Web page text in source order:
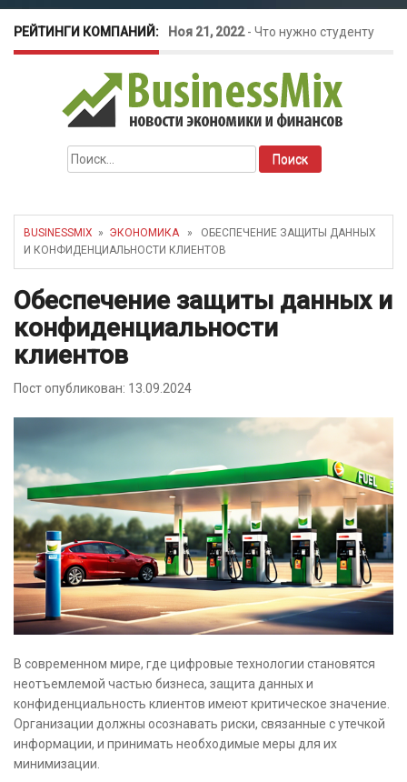
РЕЙТИНГИ КОМПАНИЙ: Ноя 21, 2022- Что нужно студенту
для открытия бизнеса?
Окт 26, 2022-Телефония для
amoCRM: лучшие инструменты для
бизнеса
как защитить свой бизнес?
Найти:
BUSINESSMIX » ЭКОНОМИКА» ОБЕСПЕЧЕНИЕ ЗАЩИТЫ ДАННЫХ
И КОНФИДЕНЦИАЛЬНОСТИ КЛИЕНТОВ
Обеспечение защиты данных и
конфиденциальности
клиентов
Пост опубликован: 13.09.2024
В современном мире, где цифровые технологии становятся
неотъемлемой частью бизнеса, защита данных и
конфиденциальность клиентов имеют критическое значение.
Организации должны осознавать риски, связанные с утечкой
информации, и принимать необходимые меры для их
минимизации.